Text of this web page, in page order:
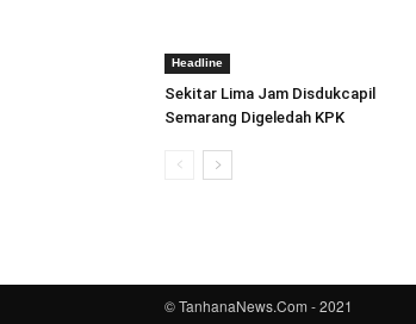
Headline
Sekitar Lima Jam Disdukcapil
Semarang Digeledah KPK
© TanhanaNews.Com - 2021